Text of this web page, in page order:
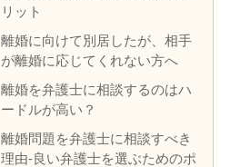
リット
離婚に向けて別居したが、相手
が離婚に応じてくれない方へ
離婚を弁護士に相談するのはハ
ードルが高い？
離婚問題を弁護士に相談すべき
理由‐良い弁護士を選ぶためのポ